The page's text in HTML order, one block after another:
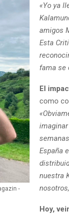
-
«Yo ya
amigos
Esta
fama se
El
como
España
nuestra
Hoy,